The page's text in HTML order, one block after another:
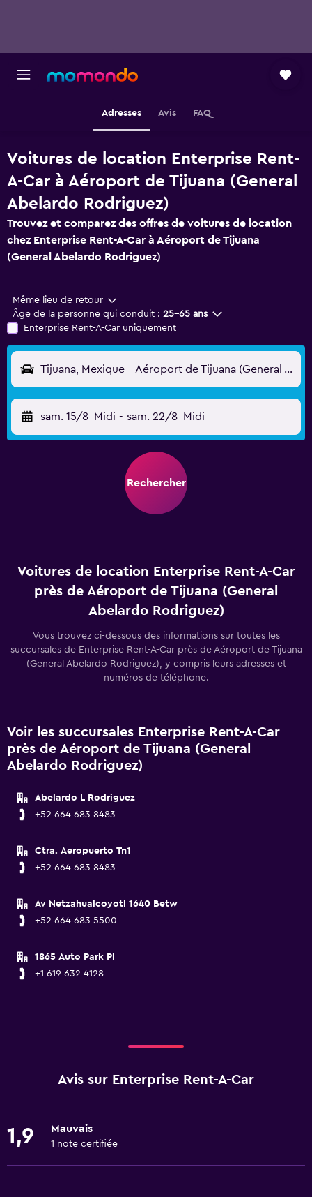
Adresses Avis FAQ
Voitures de location Enterprise Rent-
A-Car à Aéroport de Tijuana (General
Abelardo Rodriguez)
Trouvez et comparez des offres de voitures de location
chez Enterprise Rent-A-Car à Aéroport de Tijuana
(General Abelardo Rodriguez)
Même lieu de retour
Âge de la personne qui conduit : 25-65 ans
Enterprise Rent-A-Car uniquement
Tijuana, Mexique - Aéroport de Tijuana (General Abelardo Rodriguez) (TIJ)
sam. 15/8 Midi - sam. 22/8 Midi
Rechercher
Voitures de location Enterprise Rent-A-Car
près de Aéroport de Tijuana (General
Abelardo Rodriguez)
Vous trouvez ci-dessous des informations sur toutes les
succursales de Enterprise Rent-A-Car près de Aéroport de Tijuana
(General Abelardo Rodriguez), y compris leurs adresses et
numéros de téléphone.
Voir les succursales Enterprise Rent-A-Car
près de Aéroport de Tijuana (General
Abelardo Rodriguez)
Abelardo L Rodriguez
+52 664 683 8483
Ctra. Aeropuerto Tn1
+52 664 683 8483
Av Netzahualcoyotl 1640 Betw
+52 664 683 5500
1865 Auto Park Pl
+1 619 632 4128
Avis sur Enterprise Rent-A-Car
1,9 Mauvais
1 note certifiée